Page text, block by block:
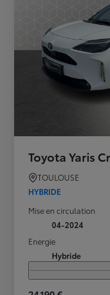
Toyota Yaris
TOULOUSE
HYBRIDE
Mise en circulation
04-2024
Energie
Hybride